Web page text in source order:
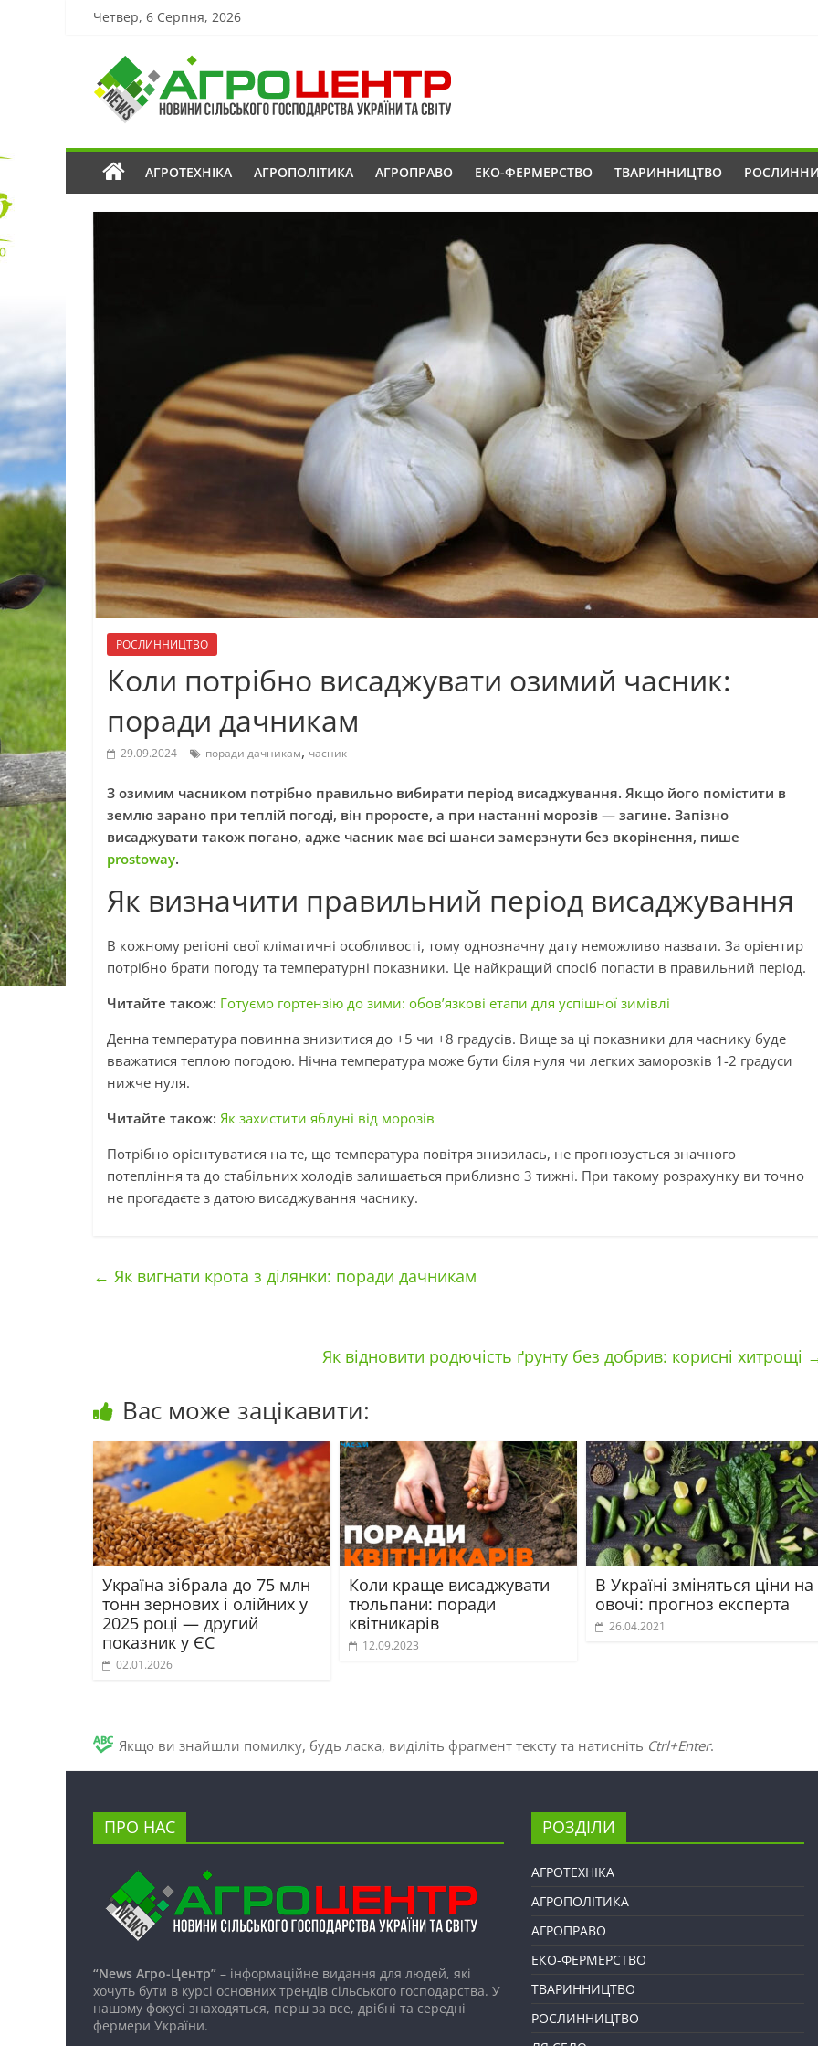
Четвер, 6 Серпня, 2026
АГРОТЕХНІКА АГРОПОЛІТИКА АГРОПРАВО ЕКО-ФЕРМЕРСТВО ТВАРИННИЦТВО
РОСЛИННИЦТВО
Коли потрібно висаджувати озимий часник:
поради дачникам
29.09.2024 поради дачникам, часник
З озимим часником потрібно правильно вибирати період висаджування. Якщо його помістити в
землю зарано при теплій погоді, він проросте, а при настанні морозів — загине. Запізно
висаджувати також погано, адже часник має всі шанси замерзнути без вкорінення, пише
prostoway.
Як визначити правильний період висаджування
В кожному регіоні свої кліматичні особливості, тому однозначну дату неможливо назвати. За орієнтир
потрібно брати погоду та температурні показники. Це найкращий спосіб попасти в правильний період.
Читайте також: Готуємо гортензію до зими: обов’язкові етапи для успішної зимівлі
Денна температура повинна знизитися до +5 чи +8 градусів. Вище за ці показники для часнику буде
вважатися теплою погодою. Нічна температура може бути біля нуля чи легких заморозків 1-2 градуси
нижче нуля.
Читайте також: Як захистити яблуні від морозів
Потрібно орієнтуватися на те, що температура повітря знизилась, не прогнозується значного
потепління та до стабільних холодів залишається приблизно 3 тижні. При такому розрахунку ви точно
не прогадаєте з датою висаджування часнику.
← Як вигнати крота з ділянки: поради дачникам
Як відновити родючість ґрунту без добрив: корисні хитрощі
Вас може зацікавити:
Україна зібрала до 75 млн
тонн зернових і олійних у
2025 році — другий
показник у ЄС
02.01.2026
Коли краще висаджувати
тюльпани: поради
квітникарів
12.09.2023
В Україні зміняться ціни на
овочі: прогноз експерта
26.04.2021
Якщо ви знайшли помилку, будь ласка, виділіть фрагмент тексту та натисніть Ctrl+Enter.
ПРО НАС
“News Агро-Центр” – інформаційне видання для людей, які
хочуть бути в курсі основних трендів сільського господарства. У
нашому фокусі знаходяться, перш за все, дрібні та середні
фермери України.
РОЗДІЛИ
АГРОТЕХНІКА
АГРОПОЛІТИКА
АГРОПРАВО
ЕКО-ФЕРМЕРСТВО
ТВАРИННИЦТВО
РОСЛИННИЦТВО